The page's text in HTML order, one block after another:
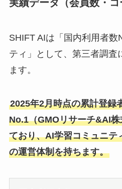
実績データ（会員数・コ
SHIFT AIは「国内利用者数
ティ」として、第三者調査
ます。
2025年2月時点の累計登録
No.1（GMOリサーチ&AI
ており、AI学習コミュニテ
の運営体制を持ちます。